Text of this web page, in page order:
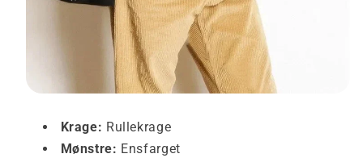
Krage: Rullekrage
Mønstre: Ensfarget